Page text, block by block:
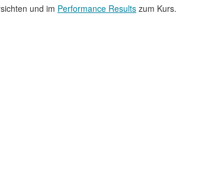
und im Performance Results zum Kurs.